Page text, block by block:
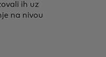
ih uz
na nivou